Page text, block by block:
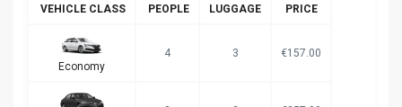
VEHICLE CLASS PEOPLE LUGGAGE PRICE
Economy
4 3 €157.00